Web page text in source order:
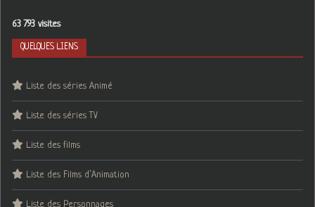
63 793 visites
QUELQUES LIENS
Liste des séries Animé
Liste des séries TV
Liste des films
Liste des Films d’Animation
Liste des Personnages